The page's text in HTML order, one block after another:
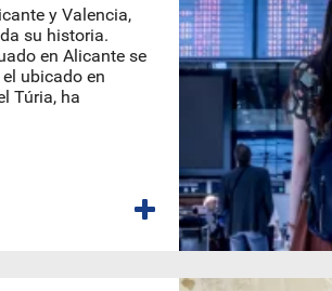
y Valencia,
su historia.
en Alicante se
ubicado en
Túria, ha